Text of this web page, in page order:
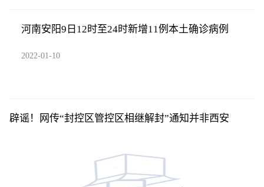
河南安阳9日12时至24时新增11例本土确诊病例
2022-01-10
辟谣！网传“封控区管控区相继解封”通知并非西安